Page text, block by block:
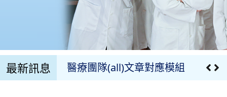
最新訊息
醫療團隊(all)文章對應模組
藥委會公告